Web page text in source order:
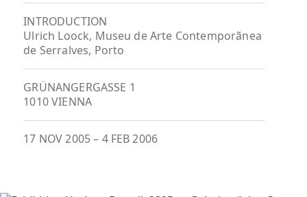
INTRODUCTION
Ulrich Loock, Museu de Arte Contemporãnea
de Serralves, Porto
GRÜNANGERGASSE 1
1010 VIENNA
17 NOV 2005– 4 FEB 2006